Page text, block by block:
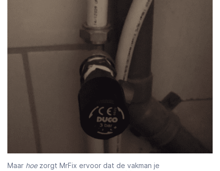
Maar hoezorgt MrFix ervoor dat de vakman je